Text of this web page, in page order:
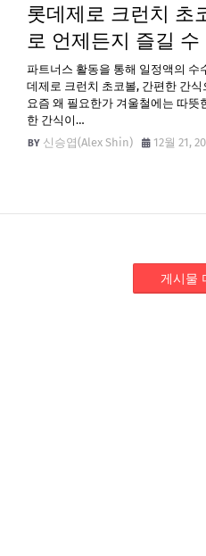
롯데제로 크런치 초
로 언제든지 즐길 수
파트너스 활동을 통해 일정액의 수
데제로 크런치 초코볼, 간편한 간
요즘 왜 필요한가 겨울철에는 따뜻
한 간식이…
신승엽(Alex Shin)
12월 21,
게시물